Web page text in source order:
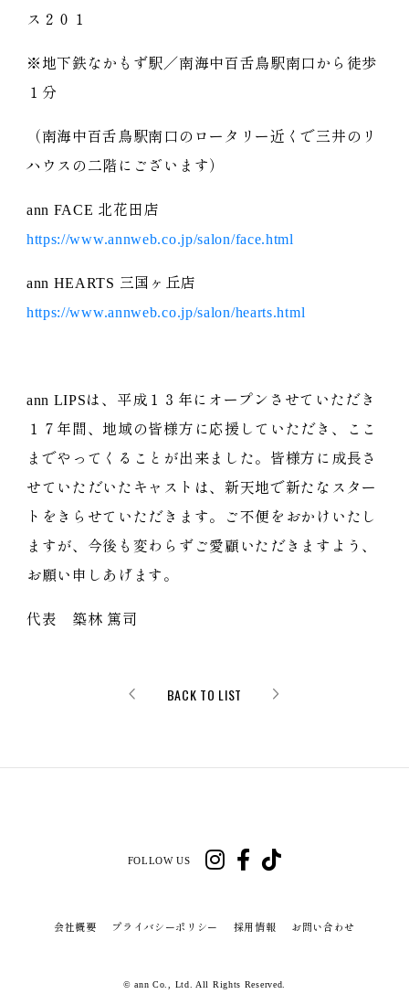
ス２０１
※地下鉄なかもず駅／南海中百舌鳥駅南口から徒歩
１分
（南海中百舌鳥駅南口のロータリー近くで三井のリ
ハウスの二階にございます）
ann FACE 北花田店
https://www.annweb.co.jp/salon/face.html
ann HEARTS 三国ヶ丘店
https://www.annweb.co.jp/salon/hearts.html
ann LIPSは、平成１３年にオープンさせていただき
１７年間、地域の皆様方に応援していただき、ここ
までやってくることが出来ました。皆様方に成長さ
せていただいたキャストは、新天地で新たなスター
トをきらせていただきます。ご不便をおかけいたし
ますが、今後も変わらずご愛顧いただきますよう、
お願い申しあげます。
代表 築林 篤司
BACK TO LIST
FOLLOW US
会社概要 プライバシーポリシー 採用情報 お問い合わせ
© ann Co., Ltd. All Rights Reserved.